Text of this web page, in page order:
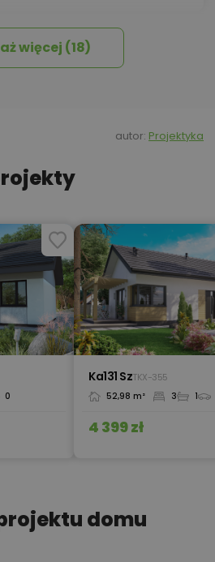
550,00 zł
operatem za
800,00 zł
450,00 zł
300,00 zł
więcej (18)
autor: Projektyka
0
Ka131 SzTKX-355
52,98 m² 3 1
4 399 zł
domu